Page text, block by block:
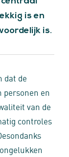
is en
is.
dat de
personen en
van de
controles